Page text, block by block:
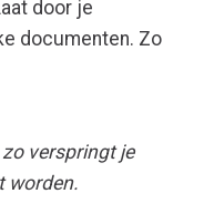
door je
documenten. Zo
verspringt je
worden.